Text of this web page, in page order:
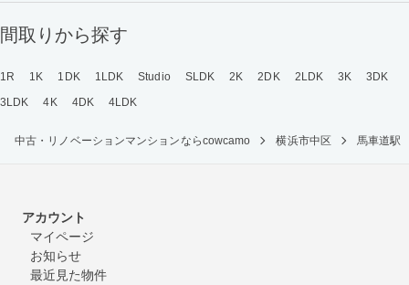
間取りから探す
1R 1K 1DK 1LDK Studio SLDK 2K 2DK 2LDK 3K
3DK
3LDK
4K 4DK 4LDK
中古・リノベーションマンションならcowcamo 横浜市中区 馬車道駅
アカウント
マイページ
お知らせ
最近見た物件